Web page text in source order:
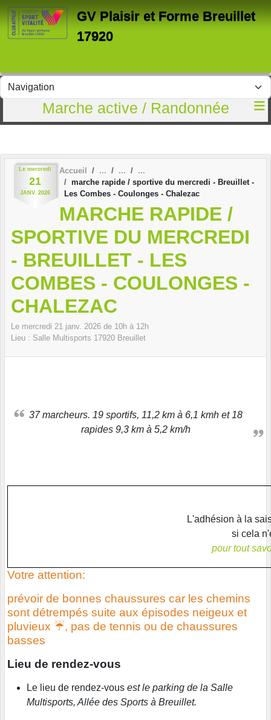
GV Plaisir et Forme Breuillet
17920
Marche active / Randonnée
Le mercredi
21
JANV. 2026
Accueil
marche rapide / sportive du mercredi - Breuillet -
Les Combes - Coulonges - Chalezac
MARCHE RAPIDE /
SPORTIVE DU MERCREDI
- BREUILLET - LES
COMBES - COULONGES -
CHALEZAC
Le mercredi 21 janv. 2026 de 10h à 12h
Lieu : Salle Multisports 17920 Breuillet
37 marcheurs. 19 sportifs, 11,2 km à 6,1 kmh et 18
rapides 9,3 km à 5,2 km/h
L'adhésion à la
si cela
pour tout
Votre attention:
prévoir de bonnes chaussures car les chemins
sont détrempés suite aux épisodes neigeux et
pluvieux ☔, pas de tennis ou de chaussures
basses
Lieu de rendez-vous
Le lieu de rendez-vous est le parking de la Salle
Multisports, Allée des Sports à Breuillet.
Panneau de gestion des cookies